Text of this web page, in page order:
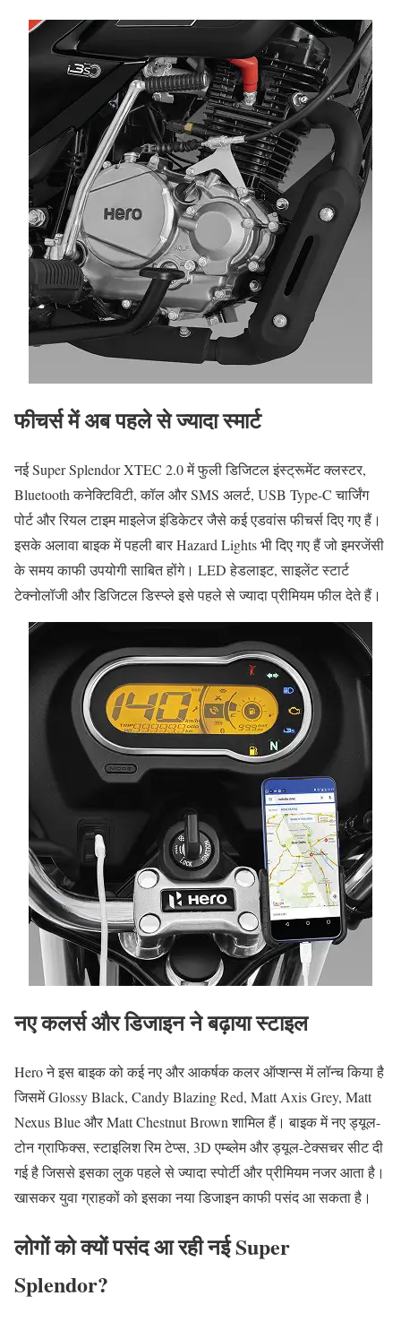
फीचर्स में अब पहले से ज्यादा स्मार्ट
नई Super Splendor XTEC 2.0 में फुली डिजिटल इंस्ट्रूमेंट क्लस्टर,
Bluetooth कनेक्टिविटी, कॉल और SMS अलर्ट, USB Type-C चार्जिंग
पोर्ट और रियल टाइम माइलेज इंडिकेटर जैसे कई एडवांस फीचर्स दिए गए हैं।
इसके अलावा बाइक में पहली बार Hazard Lights भी दिए गए हैं जो इमरजेंसी
के समय काफी उपयोगी साबित होंगे। LED हेडलाइट, साइलेंट स्टार्ट
टेक्नोलॉजी और डिजिटल डिस्प्ले इसे पहले से ज्यादा प्रीमियम फील देते हैं।
नए कलर्स और डिजाइन ने बढ़ाया स्टाइल
Hero ने इस बाइक को कई नए और आकर्षक कलर ऑप्शन्स में लॉन्च किया है
जिसमें Glossy Black, Candy Blazing Red, Matt Axis Grey, Matt
Nexus Blue और Matt Chestnut Brown शामिल हैं। बाइक में नए ड्यूल-
टोन ग्राफिक्स, स्टाइलिश रिम टेप्स, 3D एम्ब्लेम और ड्यूल-टेक्सचर सीट दी
गई है जिससे इसका लुक पहले से ज्यादा स्पोर्टी और प्रीमियम नजर आता है।
खासकर युवा ग्राहकों को इसका नया डिजाइन काफी पसंद आ सकता है।
लोगों को क्यों पसंद आ रही नई Super
Splendor?